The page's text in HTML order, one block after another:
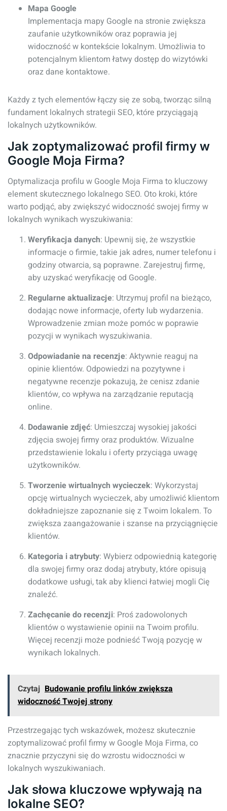
Mapa Google
Implementacja mapy Google na stronie zwiększa
zaufanie użytkowników oraz poprawia jej
widoczność w kontekście lokalnym. Umożliwia to
potencjalnym klientom łatwy dostęp do wizytówki
oraz dane kontaktowe.
Każdy z tych elementów łączy się ze sobą, tworząc silną
fundament lokalnych strategii SEO, które przyciągają
lokalnych użytkowników.
Jak zoptymalizować profil firmy w
Google Moja Firma?
Optymalizacja profilu w Google Moja Firma to kluczowy
element skutecznego lokalnego SEO. Oto kroki, które
warto podjąć, aby zwiększyć widoczność swojej firmy w
lokalnych wynikach wyszukiwania:
Weryfikacja danych: Upewnij się, że wszystkie
informacje o firmie, takie jak adres, numer telefonu i
godziny otwarcia, są poprawne. Zarejestruj firmę,
aby uzyskać weryfikację od Google.
Regularne aktualizacje: Utrzymuj profil na bieżąco,
dodając nowe informacje, oferty lub wydarzenia.
Wprowadzenie zmian może pomóc w poprawie
pozycji w wynikach wyszukiwania.
Odpowiadanie na recenzje: Aktywnie reaguj na
opinie klientów. Odpowiedzi na pozytywne i
negatywne recenzje pokazują, że cenisz zdanie
klientów, co wpływa na zarządzanie reputacją
online.
Dodawanie zdjęć: Umieszczaj wysokiej jakości
zdjęcia swojej firmy oraz produktów. Wizualne
przedstawienie lokalu i oferty przyciąga uwagę
użytkowników.
Tworzenie wirtualnych wycieczek: Wykorzystaj
opcję wirtualnych wycieczek, aby umożliwić klientom
dokładniejsze zapoznanie się z Twoim lokalem. To
zwiększa zaangażowanie i szanse na przyciągnięcie
klientów.
Kategoria i atrybuty: Wybierz odpowiednią kategorię
dla swojej firmy oraz dodaj atrybuty, które opisują
dodatkowe usługi, tak aby klienci łatwiej mogli Cię
znaleźć.
Zachęcanie do recenzji: Proś zadowolonych
klientów o wystawienie opinii na Twoim profilu.
Więcej recenzji może podnieść Twoją pozycję w
wynikach lokalnych.
Czytaj Budowanie profilu linków zwiększa
widoczność Twojej strony
Przestrzegając tych wskazówek, możesz skutecznie
zoptymalizować profil firmy w Google Moja Firma, co
znacznie przyczyni się do wzrostu widoczności w
lokalnych wyszukiwaniach.
Jak słowa kluczowe wpływają na
lokalne SEO?